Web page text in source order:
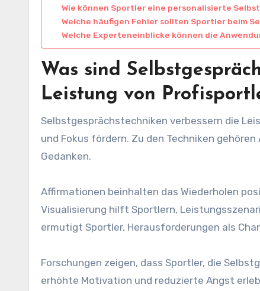
Wie können Sportler eine personalisierte
Welche häufigen Fehler sollten Sportler beim
Welche Experteneinblicke können die
Was sind
Leistung von
Selbstgesprächstechniken verbessern die
und Fokus fördern. Zu den Techniken
Gedanken.
Affirmationen beinhalten das Wiederholen
Visualisierung hilft Sportlern,
ermutigt Sportler, Herausforderungen als
Forschungen zeigen, dass Sportler, die
erhöhte Motivation und reduzierte Angst